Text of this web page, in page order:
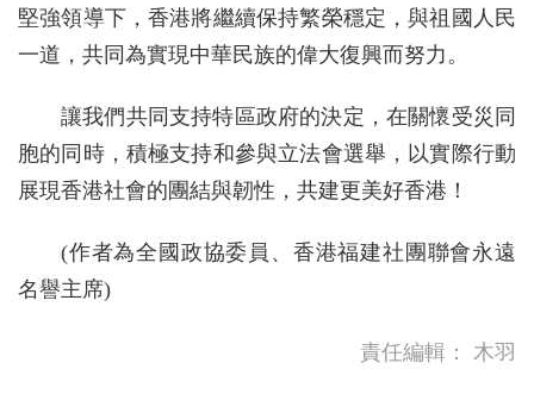
堅強領導下，香港將繼續保持繁榮穩定，與祖國人民
一道，共同為實現中華民族的偉大復興而努力。
讓我們共同支持特區政府的決定，在關懷受災同
胞的同時，積極支持和參與立法會選舉，以實際行動
展現香港社會的團結與韌性，共建更美好香港！
(作者為全國政協委員、香港福建社團聯會永遠
名譽主席)
責任編輯： 木羽